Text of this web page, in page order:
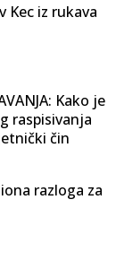
Kec iz rukava
Kako je
raspisivanja
čin
razloga za